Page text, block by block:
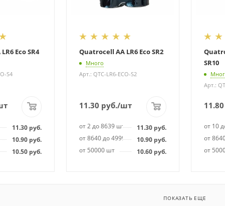
Eco SR4
S4
11.30 руб.
шт10.90 руб.
10.50 руб.
Quatrocell AA LR6 Eco SR2
Много
Арт.: QTC-LR6-ECO-S2
11.30 руб./шт
от 2 до 8639 шт 11.30руб.
от 8640 до 49999 шт10.90руб.
от 50000 шт
10.60руб.
SR10
Арт.:
11.80
от 10
от
от
ПОКАЗАТЬ ЕЩЕ